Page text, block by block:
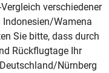
verschiedener
Indonesien/Wamena
Sie bitte, dass durch
Rückflugtage Ihr
Nürnberg